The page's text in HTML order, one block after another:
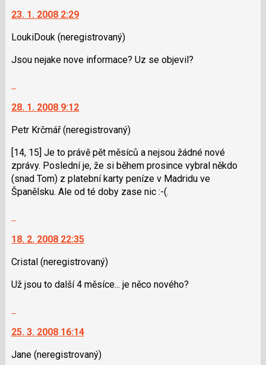
názor
pro
a
pro
názor
další
názor.
navigaci
i
N
pro
následující
a
P
pro
názor
23. 1. 2008 2:29
LoukiDouk (neregistrovaný)
Jsou nejake nove informace? Uz se objevil?
další
názor.
K
navigaci
lze
použít
pro
a
pro
názor
28. 1. 2008 9:12
Petr Krčmář (neregistrovaný)
[14, 15] Je to právě pět měsíců a nejsou žádné nové
zprávy. Poslední je, že si během prosince vybral někdo
(snad Tom) z platební karty peníze v Madridu ve
Španělsku. Ale od té doby zase nic :-(.
další
názor.
i
N
18. 2. 2008 22:35
Cristal (neregistrovaný)
Už jsou to další 4 měsíce... je něco nového?
další
názor.
25. 3. 2008 16:14
Jane (neregistrovaný)